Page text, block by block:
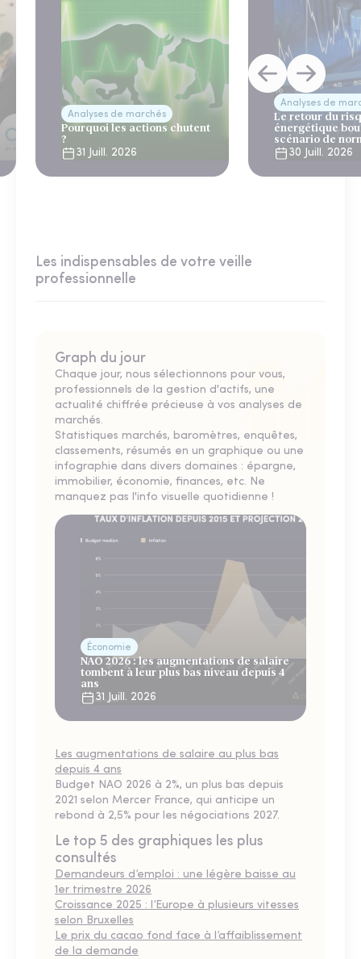
Analyses de marchés
Pourquoi les actions chutent
?
31 Juill. 2026
Analyses de
Le retour du
énergétique
scénario de
30 Juill. 2026
Les indispensables de votre veille
professionnelle
Graph du jour
Chaque jour, nous sélectionnons pour vous,
professionnels de la gestion d'actifs, une
actualité chiffrée précieuse à vos analyses de
marchés.
Statistiques marchés, baromètres, enquêtes,
classements, résumés en un graphique ou une
infographie dans divers domaines : épargne,
immobilier, économie, finances, etc. Ne
manquez pas l'info visuelle quotidienne !
Économie
NAO 2026 : les augmentations de salaire
tombent à leur plus bas niveau depuis 4
ans
31 Juill. 2026
Les augmentations de salaire au plus bas
depuis 4 ans
Budget NAO 2026 à 2%, un plus bas depuis
2021 selon Mercer France, qui anticipe un
rebond à 2,5% pour les négociations 2027.
Le top 5 des graphiques les plus
consultés
Demandeurs d’emploi : une légère baisse au
1er trimestre 2026
Croissance 2025 : l’Europe à plusieurs vitesses
selon Bruxelles
Le prix du cacao fond face à l’affaiblissement
de la demande